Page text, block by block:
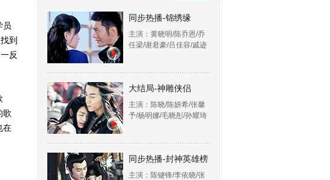
员
到
反
歌
在
同步热播-锦绣缘
主演：黄晓明/陈乔恩/乔
任梁/谢君豪/吕佳容/戚迹
大结局-神雕侠侣
主演：陈晓/陈妍希/张馨
予/杨明娜/毛晓彤/孙耀琦
同步热播-封神英雄榜
主演：陈键锋/李依晓/张